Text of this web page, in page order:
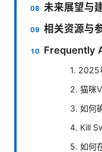
未来展望与
相关资源与
Frequently
1. 2025
2. 猫咪
3. 如何
4. Kill
5. 如何